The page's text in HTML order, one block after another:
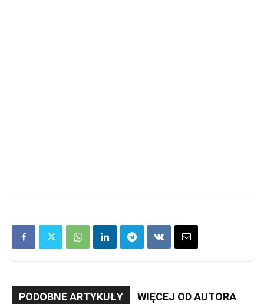
PODOBNE ARTYKUŁY WIĘCEJ OD AUTORA